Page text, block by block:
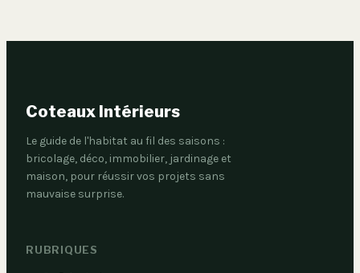
Coteaux Intérieurs
Le guide de l'habitat au fil des saisons :
bricolage, déco, immobilier, jardinage et
maison, pour réussir vos projets sans
mauvaise surprise.
RUBRIQUES